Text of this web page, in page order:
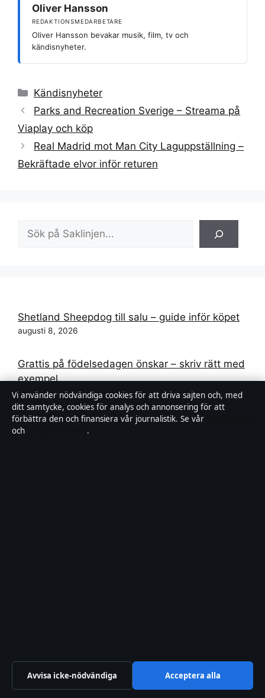
Oliver Hansson
REDAKTIONSMEDARBETARE
Oliver Hansson bevakar musik, film, tv och
kändisnyheter.
Kategorier
Kändisnyheter
Parks and Recreation Sverige – Streama på
Viaplay och köp
Real Madrid mot Man City Laguppställning –
Bekräftade elvor inför returen
Sök
Shetland Sheepdog till salu – guide inför köpet
augusti 8, 2026
Grattis på födelsedagen önskar – skriv rätt med
exempel
augusti 8, 2026
B-leukocyter höga – orsaker och när du bör
Vi använder nödvändiga cookies för att driva sajten och, med
ditt samtycke, cookies för analys och annonsering för att
förbättra den och finansiera vår journalistik. Se vår
och
.
Avvisa icke-nödvändiga Acceptera alla